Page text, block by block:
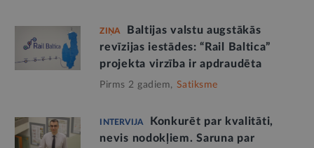
ZIŅA
Baltijas valstu augstākās
revīzijas iestādes: “Rail Baltica”
projekta virzība ir apdraudēta
Pirms 2 gadiem, Satiksme
INTERVIJA
Konkurēt par kvalitāti,
nevis nodokļiem. Saruna par